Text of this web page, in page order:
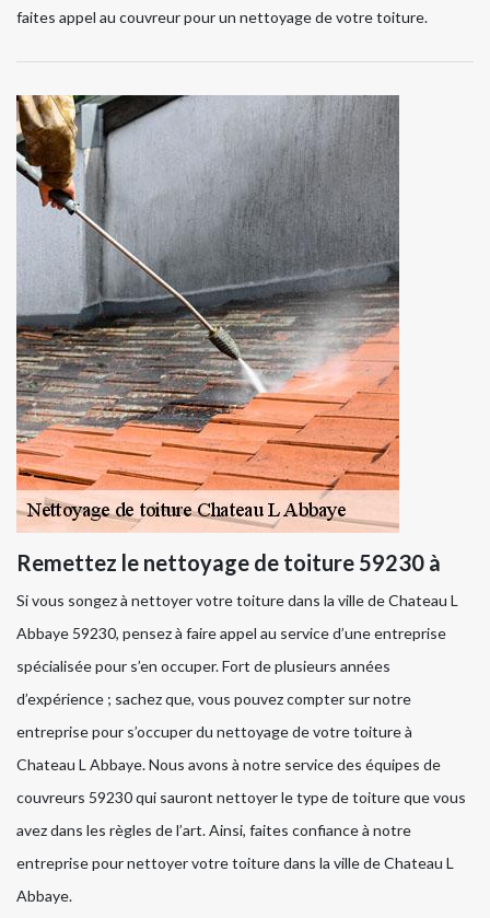
faites appel au couvreur pour un nettoyage de votre toiture.
Remettez le nettoyage de toiture 59230 à
Si vous songez à nettoyer votre toiture dans la ville de Chateau L
Abbaye 59230, pensez à faire appel au service d’une entreprise
spécialisée pour s’en occuper. Fort de plusieurs années
d’expérience ; sachez que, vous pouvez compter sur notre
entreprise pour s’occuper du nettoyage de votre toiture à
Chateau L Abbaye. Nous avons à notre service des équipes de
couvreurs 59230 qui sauront nettoyer le type de toiture que vous
avez dans les règles de l’art. Ainsi, faites confiance à notre
entreprise pour nettoyer votre toiture dans la ville de Chateau L
Abbaye.